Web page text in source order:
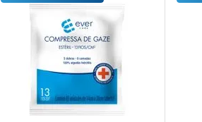
Laboratório
Por Menos